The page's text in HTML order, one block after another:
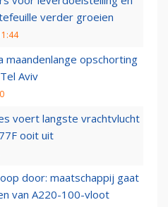
verder groeien
maandenlange opschorting
Aviv
voert langste vrachtvlucht
ooit uit
door: maatschappij gaat
van A220-100-vloot